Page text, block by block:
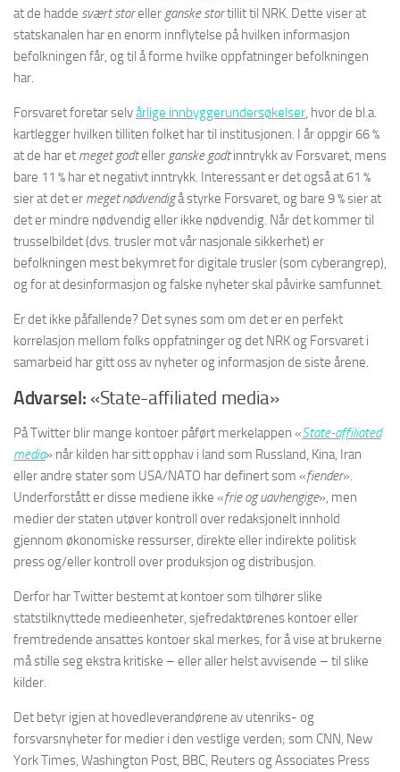
at de hadde svært storeller ganske stortillit til NRK. Dette viser at
statskanalen har en enorm innflytelse på hvilken informasjon
befolkningen får, og til å forme hvilke oppfatninger befolkningen
har.
Forsvaret foretar selvårlige innbyggerundersøkelser, hvor de bl.a.
kartlegger hvilken tilliten folket har til institusjonen. I år oppgir 66 %
at de har et meget godteller ganske godtinntrykk av Forsvaret, mens
bare 11 % har et negativt inntrykk. Interessant er det også at 61 %
sier at det er meget nødvendigå styrke Forsvaret, og bare 9 % sier at
det er mindre nødvendig eller ikke nødvendig. Når det kommer til
trusselbildet (dvs. trusler mot vår nasjonale sikkerhet) er
befolkningen mest bekymret for digitale trusler (som cyberangrep),
og for at desinformasjon og falske nyheter skal påvirke samfunnet.
Er det ikke påfallende? Det synes som om det er en perfekt
korrelasjon mellom folks oppfatninger og det NRK og Forsvaret i
samarbeid har gitt oss av nyheter og informasjon de siste årene.
Advarsel: «State-affiliated media»
På Twitter blir mange kontoer påført merkelappen «State-affiliated
media» når kilden har sitt opphav i land som Russland, Kina, Iran
eller andre stater som USA/NATO har definert som «fiender».
Underforstått er disse mediene ikke «frie og uavhengige», men
medier der staten utøver kontroll over redaksjonelt innhold
gjennom økonomiske ressurser, direkte eller indirekte politisk
press og/eller kontroll over produksjon og distribusjon.
Derfor har Twitter bestemt at kontoer som tilhører slike
statstilknyttede medieenheter, sjefredaktørenes kontoer eller
fremtredende ansattes kontoer skal merkes, for å vise at brukerne
må stille seg ekstra kritiske – eller aller helst avvisende – til slike
kilder.
Det betyr igjen at hovedleverandørene av utenriks- og
forsvarsnyheter for medier i den vestlige verden; som CNN, New
York Times, Washington Post, BBC, Reuters og Associates Press